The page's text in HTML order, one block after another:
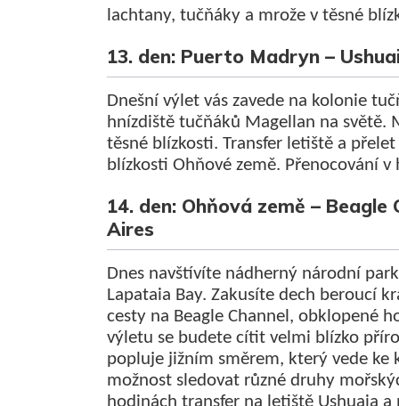
lachtany, tučňáky a mrože v těsné
13. den: Puerto Madryn –
Dnešní výlet vás zavede na kolonie
hnízdiště tučňáků Magellan na světě.
těsné blízkosti. Transfer letiště a
blízkosti Ohňové země. Přenocování v
14. den: Ohňová země –
Aires
Dnes navštívíte nádherný národní
Lapataia Bay. Zakusíte dech beroucí
cesty na Beagle Channel, obklopené
výletu se budete cítit velmi blízko
popluje jižním směrem, který vede ke
možnost sledovat různé druhy
hodinách transfer na letiště Ushuaia a